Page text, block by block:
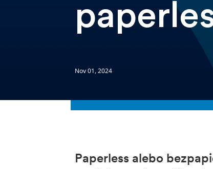
Nov 01, 2024
Paperless alebo